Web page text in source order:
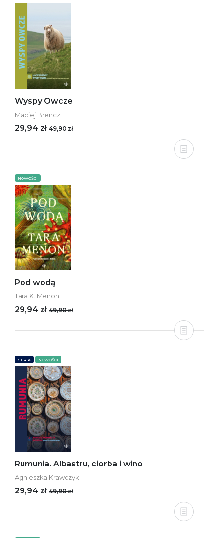
Wyspy Owcze
Maciej Brencz
29,94 zł 49,90 zł
NOWOŚCI
Pod wodą
Tara K. Menon
29,94 zł 49,90 zł
SERIA NOWOŚCI
Rumunia. Albastru, ciorba i wino
Agnieszka Krawczyk
29,94 zł 49,90 zł